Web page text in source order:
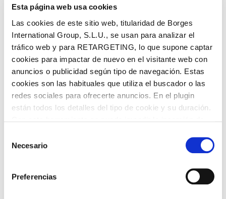
Esta página web usa cookies
Las cookies de este sitio web, titularidad de Borges
International Group, S.L.U., se usan para analizar el
tráfico web y para RETARGETING, lo que supone captar
cookies para impactar de nuevo en el visitante web con
anuncios o publicidad según tipo de navegación. Estas
cookies son las habituales que utiliza el buscador o las
redes sociales para ofrecerte anuncios. En el plugin
están todos los detalles del tipo de cookie y su duración.
la web aparece cómo evitar las cookies en el navegador.
Si se desea ver otra vez esta notificación navegar en
privado y aparecerá de nuevo. Le informamos que aún
no habiendo aceptado las cookies de analytics, Google
Necesario
Preferencias